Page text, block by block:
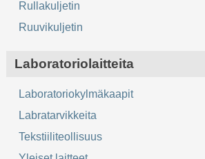
Rullakuljetin
Ruuvikuljetin
Laboratoriolaitteita
Laboratoriokylmäkaapit
Labratarvikkeita
Tekstiiliteollisuus